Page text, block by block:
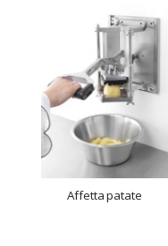
Affetta patate